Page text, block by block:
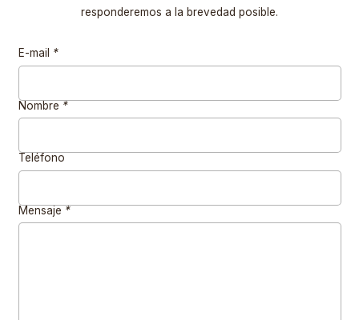
responderemos a la brevedad posible.
E-mail *
Nombre *
Teléfono
Mensaje *